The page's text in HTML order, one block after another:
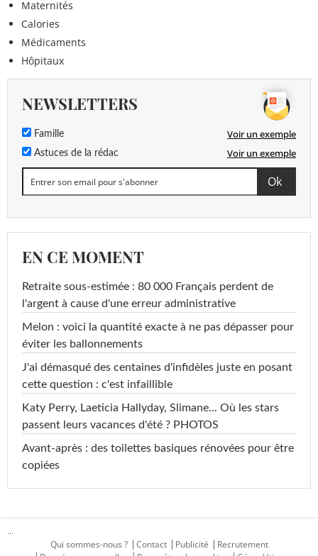
Maternités
Calories
Médicaments
Hôpitaux
NEWSLETTERS
Famille Voir un exemple
Astuces de la rédac Voir un exemple
EN CE MOMENT
Retraite sous-estimée : 80 000 Français perdent de
l'argent à cause d'une erreur administrative
Melon : voici la quantité exacte à ne pas dépasser pour
éviter les ballonnements
J'ai démasqué des centaines d'infidèles juste en posant
cette question : c'est infaillible
Katy Perry, Laeticia Hallyday, Slimane... Où les stars
passent leurs vacances d'été ? PHOTOS
Avant-après : des toilettes basiques rénovées pour être
copiées
...
Qui sommes-nous ?
Contact Publicité
Recrutement